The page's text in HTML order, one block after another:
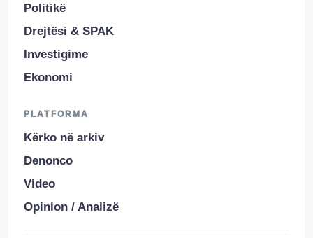
Politikë
Drejtësi & SPAK
Investigime
Ekonomi
PLATFORMA
Kërko në arkiv
Denonco
Video
Opinion / Analizë